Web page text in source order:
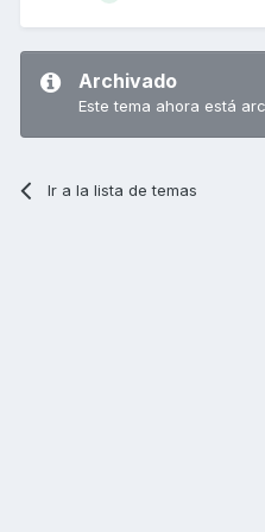
Archivado
Este tema ahora está
Ir a la lista de temas